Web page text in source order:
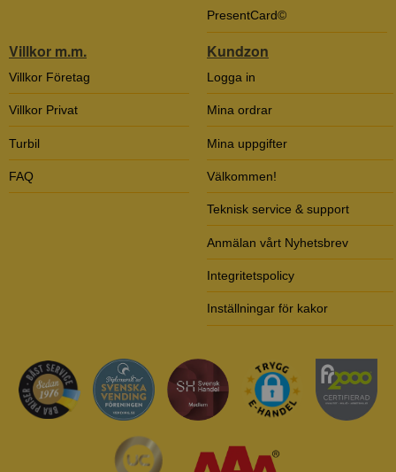
PresentCard©
Villkor m.m.
Villkor Företag
Villkor Privat
Turbil
FAQ
Kundzon
Logga in
Mina ordrar
Mina uppgifter
Välkommen!
Teknisk service & support
Anmälan vårt Nyhetsbrev
Integritetspolicy
Inställningar för kakor